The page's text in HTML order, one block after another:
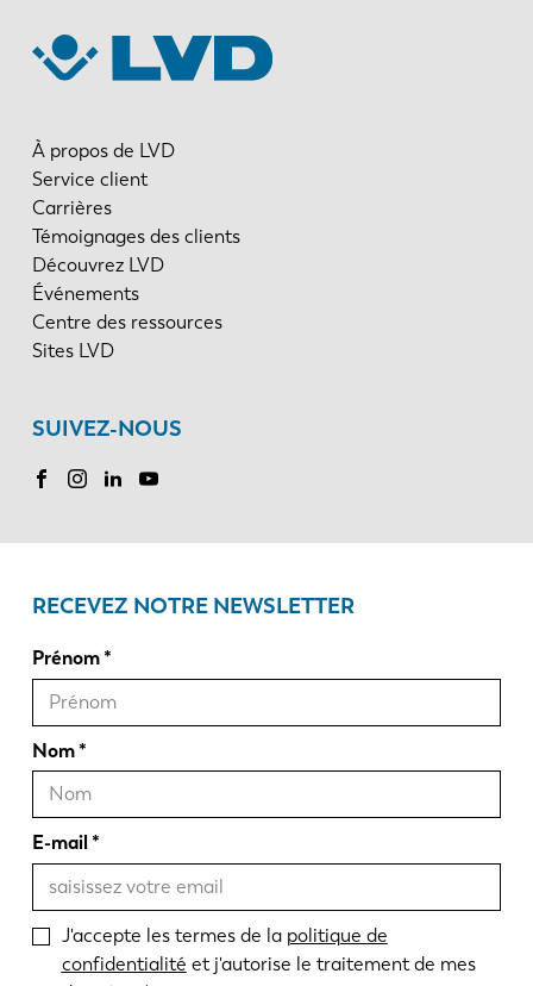
À propos de LVD
Service client
Carrières
Témoignages des clients
Découvrez LVD
Événements
Centre des ressources
Sites LVD
SUIVEZ-NOUS
RECEVEZ NOTRE NEWSLETTER
Prénom
Nom
E-mail
J'accepte les termes de la politique de
confidentialité et j'autorise le traitement de mes